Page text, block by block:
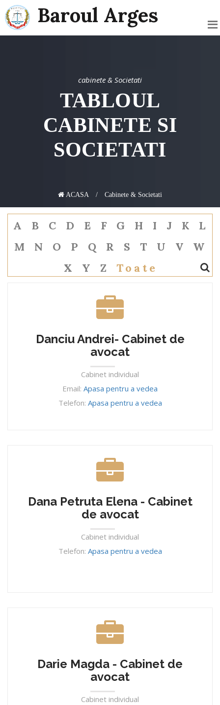
Baroul Arges
cabinete & Societati
TABLOUL
CABINETE SI
SOCIETATI
ACASA Cabinete & Societati
A B C D E F G H I J K
L
M
N O P Q R S T U V
W
X
Y Z Toate
Danciu Andrei- Cabinet de
avocat
Cabinet individual
Email: Apasa pentru a vedea
Telefon: Apasa pentru a vedea
Dana Petruta Elena - Cabinet
de avocat
Cabinet individual
Telefon: Apasa pentru a vedea
Darie Magda - Cabinet de
avocat
Cabinet individual